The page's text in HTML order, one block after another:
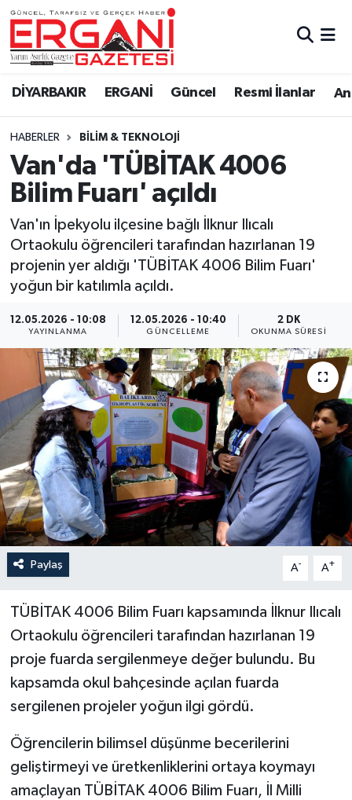
DİYARBAKIR ERGANİ Güncel Resmi İlanlar
HABERLER BİLİM & TEKNOLOJİ
Van'da 'TÜBİTAK 4006
Bilim Fuarı' açıldı
Van'ın İpekyolu ilçesine bağlı İlknur Ilıcalı
Ortaokulu öğrencileri tarafından hazırlanan 19
projenin yer aldığı 'TÜBİTAK 4006 Bilim Fuarı'
yoğun bir katılımla açıldı.
12.05.2026 - 10:08
YAYINLANMA
12.05.2026 - 10:40
GÜNCELLEME
2 DK
OKUNMA SÜRESI
Paylaş A- A+
TÜBİTAK 4006 Bilim Fuarı kapsamında İlknur Ilıcalı
Ortaokulu öğrencileri tarafından hazırlanan 19
proje fuarda sergilenmeye değer bulundu. Bu
kapsamda okul bahçesinde açılan fuarda
sergilenen projeler yoğun ilgi gördü.
Öğrencilerin bilimsel düşünme becerilerini
geliştirmeyi ve üretkenliklerini ortaya koymayı
amaçlayan TÜBİTAK 4006 Bilim Fuarı, İl Milli
DİYARBAKIR
BİSMİL
BAĞLAR
ERGANİ
Güncel
Eği̇ti̇m
Resmi İlanlar
Sağlık
Yaşam
Anali̇z
Bi̇li̇m & Teknoloji̇
Dünya
Eği̇ti̇m
Ergani Nöbetçi Eczaneler
Ergani Hava Durumu
Ergani Trafik Yoğunluk Haritası
Süper Lig Puan Durumu ve Fikstür
Tüm Manşetler
Son Dakika Haberleri